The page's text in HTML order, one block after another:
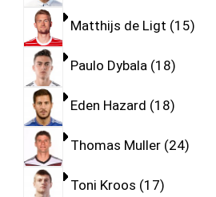
Matthijs de Ligt 15
Paulo Dybala 18
Eden Hazard 18
Thomas Muller 24
Toni Kroos 17